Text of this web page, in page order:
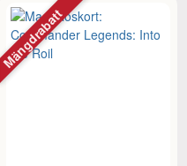
Mängdrabatt